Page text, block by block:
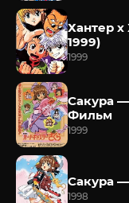
Хантер
1999)
1999
Сакура
Фильм
1999
Сакура
1998